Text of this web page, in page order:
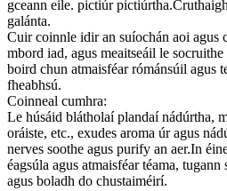
gceann eile. pictiúr
galánta.
Cuir coinnle idir an suíochán aoi agus
mbord iad, agus meaitseáil le
boird chun atmaisféar rómánsúil agus
fheabhsú.
Coinneal cumhra:
Le húsáid blátholaí plandaí nádúrtha,
oráiste, etc., exudes aroma úr agus
nerves soothe agus purify an aer.In
éagsúla agus atmaisféar téama,
agus boladh do chustaiméirí.